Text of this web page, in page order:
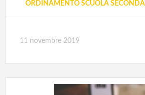
ORDINAMENTO SCUOLA
11 novembre 2019